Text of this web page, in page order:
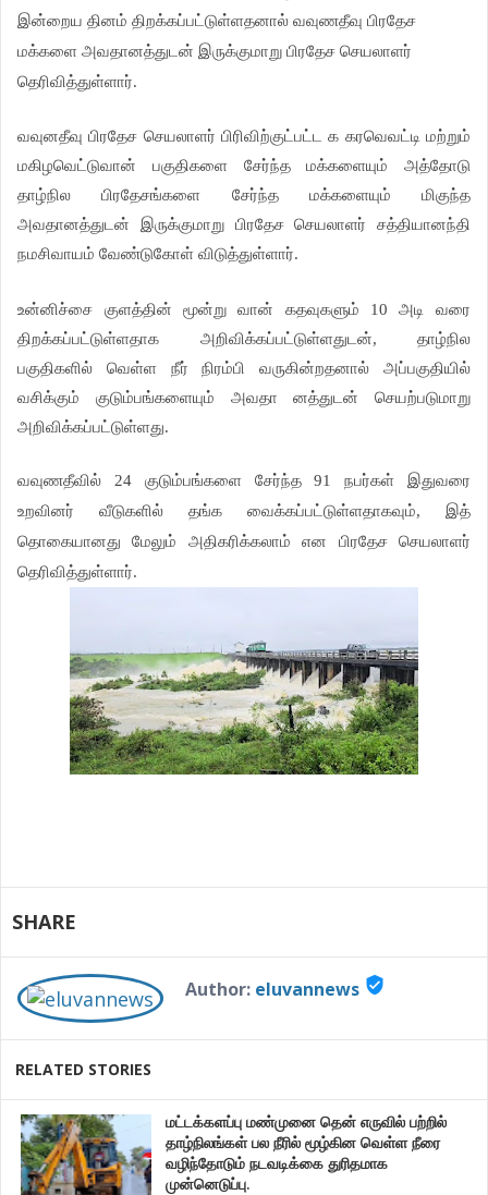
இன்றைய தினம் திறக்கப்பட்டுள்ளதனால் வவுணதீவு பிரதேச
மக்களை அவதானத்துடன் இருக்குமாறு பிரதேச செயலாளர்
தெரிவித்துள்ளார்.
வவுனதீவு பிரதேச செயலாளர் பிரிவிற்குட்பட்ட க கரவெவட்டி மற்றும்
மகிழவெட்டுவான் பகுதிகளை சேர்ந்த மக்களையும் அத்தோடு
தாழ்நில பிரதேசங்களை சேர்ந்த மக்களையும் மிகுந்த
அவதானத்துடன் இருக்குமாறு பிரதேச செயலாளர் சத்தியானந்தி
நமசிவாயம் வேண்டுகோள் விடுத்துள்ளார்.
உன்னிச்சை குளத்தின் மூன்று வான் கதவுகளும் 10 அடி வரை
திறக்கப்பட்டுள்ளதாக அறிவிக்கப்பட்டுள்ளதுடன், தாழ்நில
பகுதிகளில் வெள்ள நீர் நிரம்பி வருகின்றதனால் அப்பகுதியில்
வசிக்கும் குடும்பங்களையும் அவதா னத்துடன் செயற்படுமாறு
அறிவிக்கப்பட்டுள்ளது.
வவுணதீவில் 24 குடும்பங்களை சேர்ந்த 91 நபர்கள் இதுவரை
உறவினர் வீடுகளில் தங்க வைக்கப்பட்டுள்ளதாகவும், இத்
தொகையானது மேலும் அதிகரிக்கலாம் என பிரதேச செயலாளர்
தெரிவித்துள்ளார்.
SHARE
Author: eluvannews verified_user
RELATED STORIES
மட்டக்களப்பு மண்முனை தென் எருவில் பற்றில்
தாழ்நிலங்கள் பல நீரில் மூழ்கின வெள்ள நீரை
வழிந்தோடும் நடவடிக்கை துரிதமாக
முன்னெடுப்பு.